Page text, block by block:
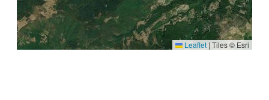
Leaflet | Tiles © Esri